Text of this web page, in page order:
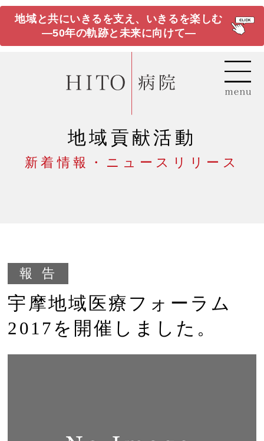
地域と共にいきるを支え、いきるを楽しむ
―50年の軌跡と未来に向けて―
地域貢献活動
新着情報・ニュースリリース
報告
宇摩地域医療フォーラム
2017を開催しました。